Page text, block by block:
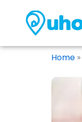
contenido
Home »